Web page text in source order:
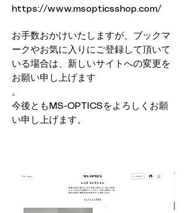
https://www.msopticsshop.com/
お手数おかけいたしますが、ブックマ
ークやお気に入りにご登録して頂いて
いる場合は、新しいサイトへの変更を
お願い申し上げます
。
​今後ともMS-OPTICSをよろしくお願
い申し上げます。